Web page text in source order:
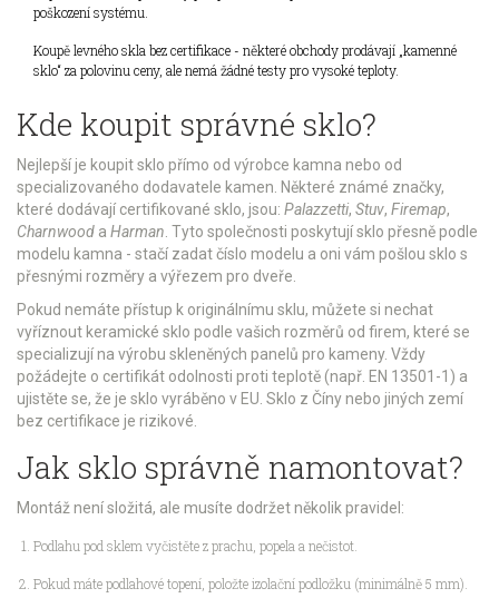
poškození systému.
Koupě levného skla bez certifikace - některé obchody prodávají „kamenné
sklo“ za polovinu ceny, ale nemá žádné testy pro vysoké teploty.
Kde koupit správné sklo?
Nejlepší je koupit sklo přímo od výrobce kamna nebo od
specializovaného dodavatele kamen. Některé známé značky,
které dodávají certifikované sklo, jsou: Palazzetti, Stuv, Firemap,
Charnwood a Harman . Tyto společnosti poskytují sklo přesně podle
modelu kamna - stačí zadat číslo modelu a oni vám pošlou sklo s
přesnými rozměry a výřezem pro dveře.
Pokud nemáte přístup k originálnímu sklu, můžete si nechat
vyříznout keramické sklo podle vašich rozměrů od firem, které se
specializují na výrobu skleněných panelů pro kameny. Vždy
požádejte o certifikát odolnosti proti teplotě (např. EN 13501-1) a
ujistěte se, že je sklo vyráběno v EU. Sklo z Číny nebo jiných zemí
bez certifikace je rizikové.
Jak sklo správně namontovat?
Montáž není složitá, ale musíte dodržet několik pravidel:
Podlahu pod sklem vyčistěte z prachu, popela a nečistot.
Pokud máte podlahové topení, položte izolační podložku (minimálně 5 mm).